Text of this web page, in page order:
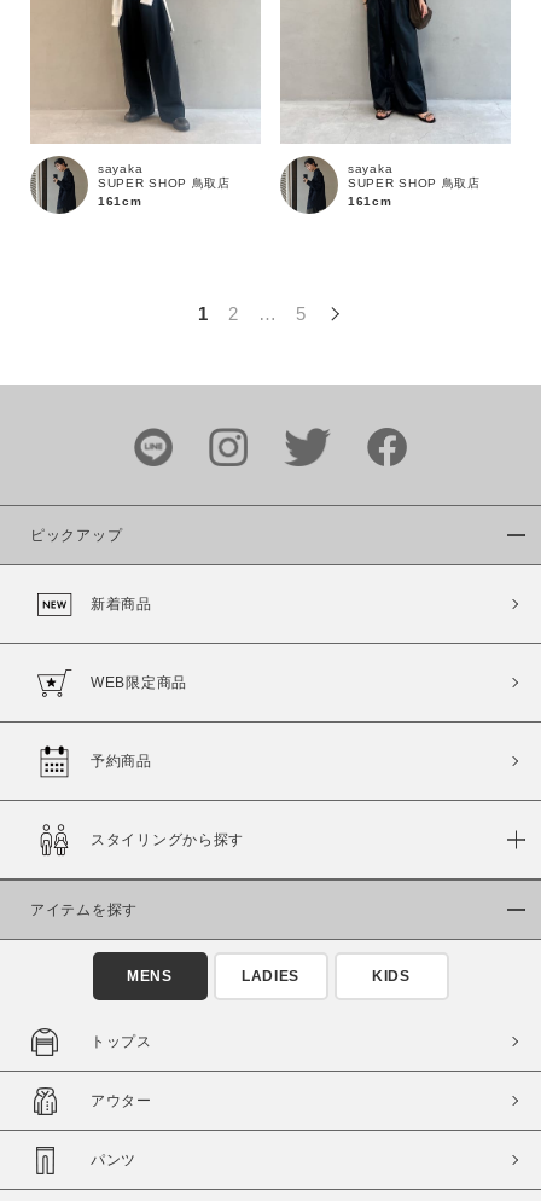
この条件で絞り込む
sayaka
SUPER SHOP 鳥取店
161cm
sayaka
SUPER SHOP 鳥取店
161cm
1 2 … 5
ピックアップ
新着商品
WEB限定商品
予約商品
スタイリングから探す
アイテムを探す
MENS LADIES KIDS
トップス
アウター
パンツ